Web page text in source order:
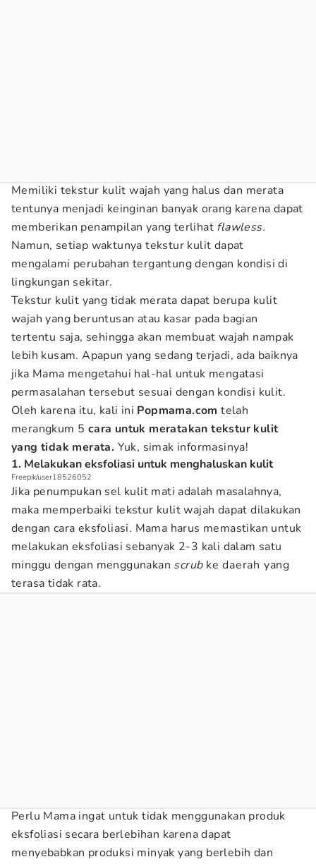
Memiliki tekstur kulit wajah yang halus dan merata
tentunya menjadi keinginan banyak orang karena dapat
memberikan penampilan yang terlihat flawless.
Namun, setiap waktunya tekstur kulit dapat
mengalami perubahan tergantung dengan kondisi di
lingkungan sekitar.
Tekstur kulit yang tidak merata dapat berupa kulit
wajah yang beruntusan atau kasar pada bagian
tertentu saja, sehingga akan membuat wajah nampak
lebih kusam. Apapun yang sedang terjadi, ada baiknya
jika Mama mengetahui hal-hal untuk mengatasi
permasalahan tersebut sesuai dengan kondisi kulit.
Oleh karena itu, kali ini Popmama.comtelah
merangkum 5 cara untuk meratakan tekstur kulit
yang tidak merata. Yuk, simak informasinya!
1. Melakukan eksfoliasi untuk menghaluskan kulit
Freepik/user18526052
Jika penumpukan sel kulit mati adalah masalahnya,
maka memperbaiki tekstur kulit wajah dapat dilakukan
dengan cara eksfoliasi. Mama harus memastikan untuk
melakukan eksfoliasi sebanyak 2-3 kali dalam satu
minggu dengan menggunakan scrub ke daerah yang
terasa tidak rata.
Perlu Mama ingat untuk tidak menggunakan produk
eksfoliasi secara berlebihan karena dapat
menyebabkan produksi minyak yang berlebih dan